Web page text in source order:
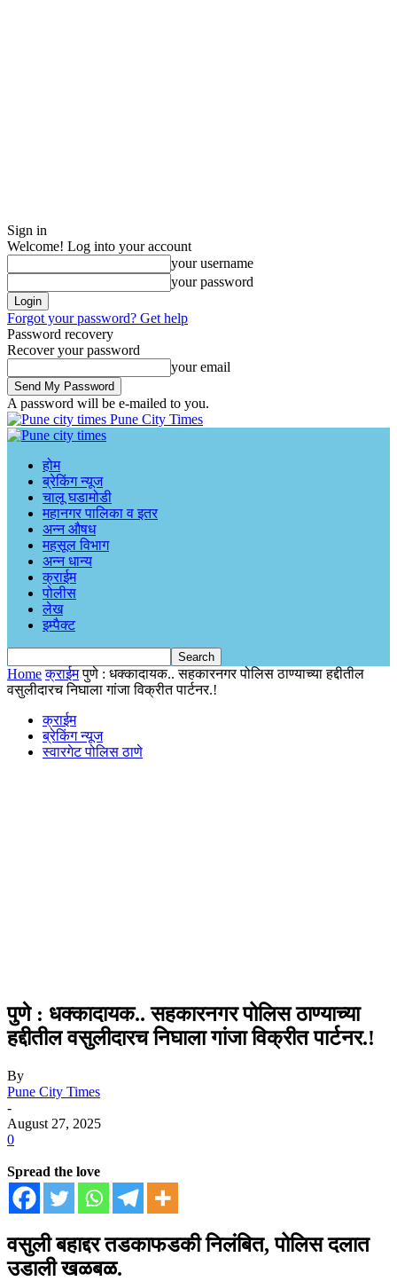
Sign in
Welcome! Log into your account
your username
your password
Forgot your password? Get help
Password recovery
Recover your password
your email
A password will be e-mailed to you.
Pune City Times
होम
ब्रेकिंग न्यूज
चालू घडामोडी
महानगर पालिका व इतर
अन्न औषध
महसूल विभाग
अन्न धान्य
क्राईम
पोलीस
लेख
इम्पैक्ट
Home क्राईम पुणे : धक्कादायक.. सहकारनगर पोलिस ठाण्याच्या हद्दीतील
वसुलीदारच निघाला गांजा विक्रीत पार्टनर.!
क्राईम
ब्रेकिंग न्यूज
स्वारगेट पोलिस ठाणे
पुणे : धक्कादायक.. सहकारनगर पोलिस ठाण्याच्या
हद्दीतील वसुलीदारच निघाला गांजा विक्रीत पार्टनर.!
By
Pune City Times
-
August 27, 2025
0
Spread the love
वसुली बहाद्दर तडकाफडकी निलंबित, पोलिस दलात
उडाली खळबळ.